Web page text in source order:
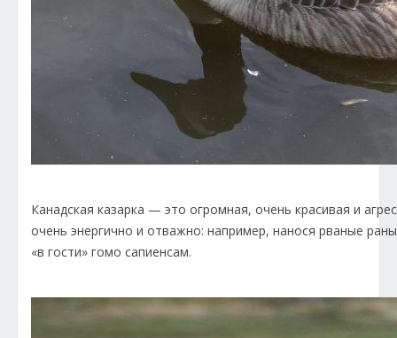
Канадская казарка — это огромная, очень красивая и
очень энергично и отважно: например, нанося рваные
«в гости» гомо сапиенсам.